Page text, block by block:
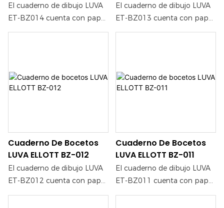
El cuaderno de dibujo LUVA
ET-BZ014 cuenta con papel
de alta calidad, ideal para
construcción resistente
garantiza una experiencia de
como para tinta.
El cuaderno de dibujo LUVA
ET-BZ013 cuenta con papel
de alta calidad, ideal para
construcción resistente
garantiza una experiencia de
como para tinta.
Cuaderno De Bocetos
LUVA ELLOTT BZ-012
El cuaderno de dibujo LUVA
ET-BZ012 cuenta con papel
de alta calidad, ideal para
Cuaderno De Bocetos
LUVA ELLOTT BZ-011
El cuaderno de dibujo LUVA
ET-BZ011 cuenta con papel
de alta calidad, ideal para